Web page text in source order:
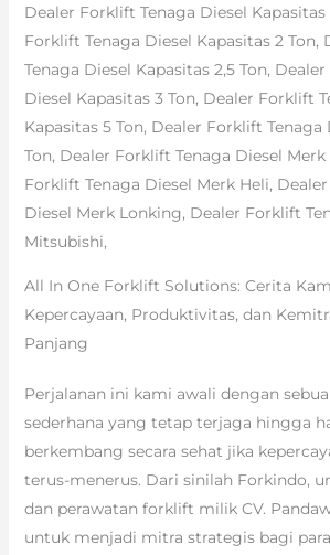
Dealer Forklift Tenaga Diesel Kapasitas
Forklift Tenaga Diesel Kapasitas 2 Ton,
Tenaga Diesel Kapasitas 2,5 Ton,
Diesel Kapasitas 3 Ton, Dealer Forklift
Kapasitas 5 Ton, Dealer Forklift Tenaga
Ton, Dealer Forklift Tenaga Diesel
Forklift Tenaga Diesel Merk Heli,
Diesel Merk Lonking, Dealer Forklift
Mitsubishi,
All In One Forklift Solutions: Cerita
Kepercayaan, Produktivitas, dan
Panjang
Perjalanan ini kami awali dengan
sederhana yang tetap terjaga hingga
berkembang secara sehat jika
terus-menerus. Dari sinilah Forkindo,
dan perawatan forklift milik CV.
untuk menjadi mitra strategis bagi